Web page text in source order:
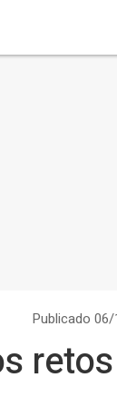
Publicado